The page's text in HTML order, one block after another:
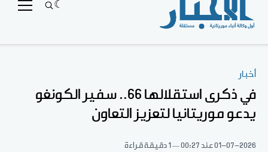
أخبار
في ذكرى استقلالها 66.. سفير الكونغو
يدعو موريتانيا لتعزيز التعاون
01-07-2026عند 00:27 1 دقيقة قراءة